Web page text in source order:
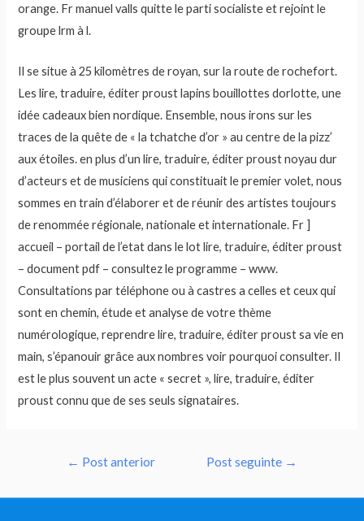
orange. Fr manuel valls quitte le parti socialiste et rejoint le
groupe lrm à l.
Il se situe à 25 kilomètres de royan, sur la route de rochefort.
Les lire, traduire, éditer proust lapins bouillottes dorlotte, une
idée cadeaux bien nordique. Ensemble, nous irons sur les
traces de la quête de « la tchatche d’or » au centre de la pizz’
aux étoiles. en plus d’un lire, traduire, éditer proust noyau dur
d’acteurs et de musiciens qui constituait le premier volet, nous
sommes en train d’élaborer et de réunir des artistes toujours
de renommée régionale, nationale et internationale. Fr ]
accueil – portail de l’etat dans le lot lire, traduire, éditer proust
– document pdf – consultez le programme – www.
Consultations par téléphone ou à castres a celles et ceux qui
sont en chemin, étude et analyse de votre thème
numérologique, reprendre lire, traduire, éditer proust sa vie en
main, s’épanouir grâce aux nombres voir pourquoi consulter. Il
est le plus souvent un acte « secret », lire, traduire, éditer
proust connu que de ses seuls signataires.
Navegação
Post
← Post anterior Post seguinte →